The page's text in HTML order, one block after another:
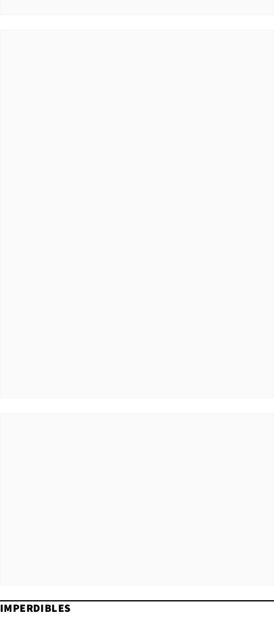
IMPERDIBLES